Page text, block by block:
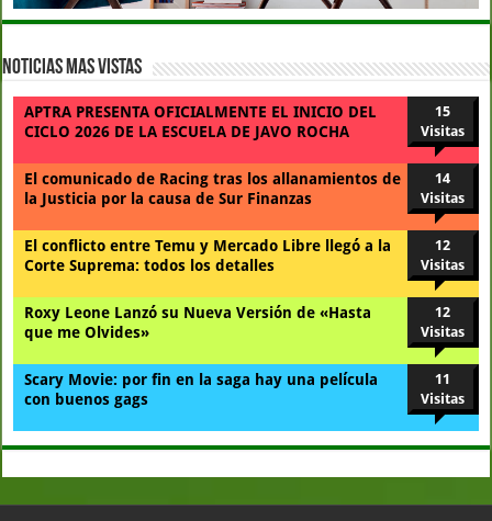
Noticias Mas Vistas
APTRA PRESENTA OFICIALMENTE EL INICIO DEL
CICLO 2026 DE LA ESCUELA DE JAVO ROCHA
15
Visitas
El comunicado de Racing tras los allanamientos de
la Justicia por la causa de Sur Finanzas
14
Visitas
El conflicto entre Temu y Mercado Libre llegó a la
Corte Suprema: todos los detalles
12
Visitas
Roxy Leone Lanzó su Nueva Versión de «Hasta
que me Olvides»
12
Visitas
Scary Movie: por fin en la saga hay una película
con buenos gags
11
Visitas